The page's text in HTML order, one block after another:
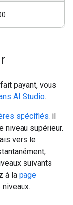
payant, vous
AI Studio.
spécifiés, il
niveau supérieur.
vers le
suivants
à la page